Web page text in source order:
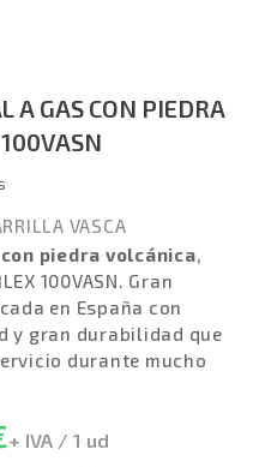
A GAS CON PIEDRA
VASCA
piedra volcánica,
100VASN. Gran
en España con
y gran durabilidad que
durante mucho
+ IVA / 1 ud